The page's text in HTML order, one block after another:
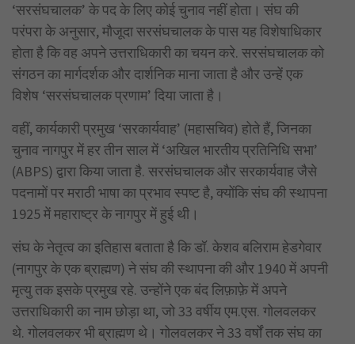
‘सरसंघचालक’ के पद के लिए कोई चुनाव नहीं होता। संघ की
परंपरा के अनुसार, मौजूदा सरसंघचालक के पास यह विशेषाधिकार
होता है कि वह अपने उत्तराधिकारी का चयन करे. सरसंघचालक को
संगठन का मार्गदर्शक और दार्शनिक माना जाता है और उन्हें एक
विशेष ‘सरसंघचालक प्रणाम’ दिया जाता है।
वहीं, कार्यकारी प्रमुख ‘सरकार्यवाह’ (महासचिव) होते हैं, जिनका
चुनाव नागपुर में हर तीन साल में ‘अखिल भारतीय प्रतिनिधि सभा’
(ABPS) द्वारा किया जाता है. सरसंघचालक और सरकार्यवाह जैसे
पदनामों पर मराठी भाषा का प्रभाव स्पष्ट है, क्योंकि संघ की स्थापना
1925 में महाराष्ट्र के नागपुर में हुई थी।
संघ के नेतृत्व का इतिहास बताता है कि डॉ. केशव बलिराम हेडगेवार
(नागपुर के एक ब्राह्मण) ने संघ की स्थापना की और 1940 में अपनी
मृत्यु तक इसके प्रमुख रहे. उन्होंने एक बंद लिफ़ाफ़े में अपने
उत्तराधिकारी का नाम छोड़ा था, जो 33 वर्षीय एम.एस. गोलवलकर
थे. गोलवलकर भी ब्राह्मण थे। गोलवलकर ने 33 वर्षों तक संघ का